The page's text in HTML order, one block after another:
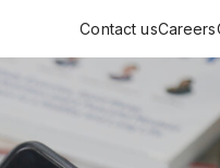
Contact usCareers